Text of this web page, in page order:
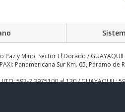
Paz y Miño. Sector El Dorado /
Panamericana Sur Km. 65, Páramo
593-2 3975100 al 130 / GUAYAQUIL: